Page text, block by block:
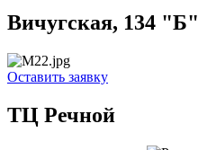
Вичугская, 134 "Б"
Оставить заявку
ТЦ Речной